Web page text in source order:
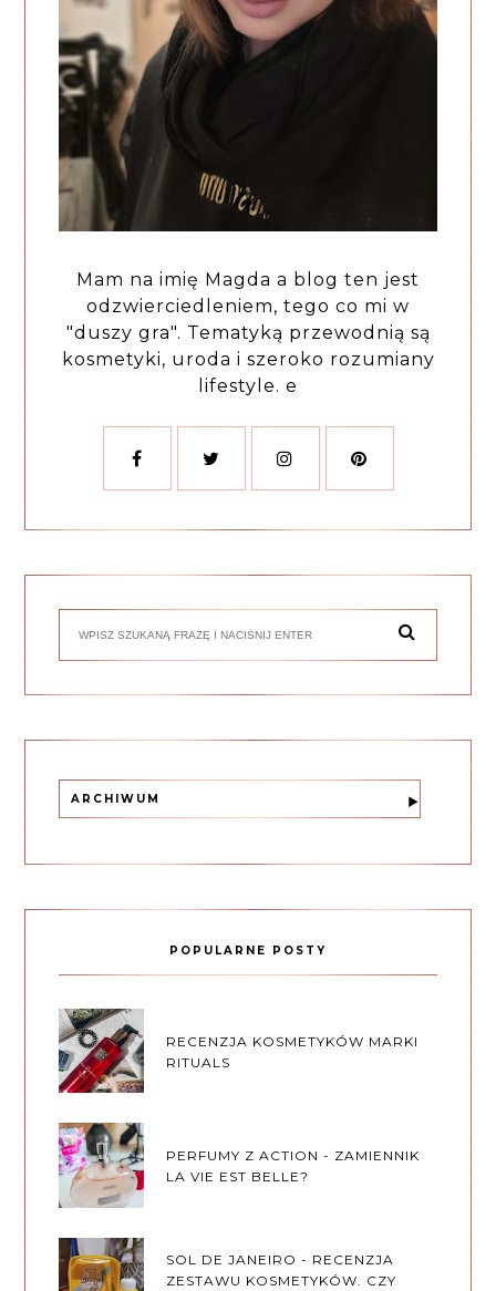
Mam na imię Magda a blog ten jest
odzwierciedleniem, tego co mi w
"duszy gra". Tematyką przewodnią są
kosmetyki, uroda i szeroko rozumiany
lifestyle. e
ARCHIWUM
POPULARNE POSTY
RECENZJA KOSMETYKÓW MARKI
RITUALS
PERFUMY Z ACTION - ZAMIENNIK
LA VIE EST BELLE?
SOL DE JANEIRO - RECENZJA
ZESTAWU KOSMETYKÓW. CZY